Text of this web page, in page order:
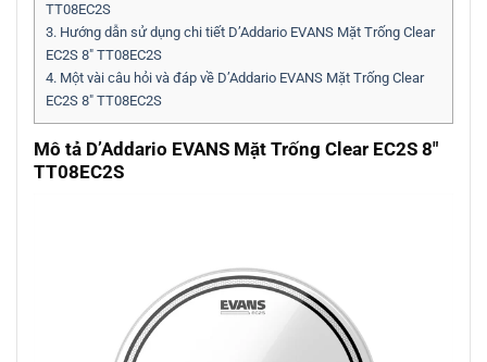
TT08EC2S
3. Hướng dẫn sử dụng chi tiết D’Addario EVANS Mặt Trống Clear
EC2S 8″ TT08EC2S
4. Một vài câu hỏi và đáp về D’Addario EVANS Mặt Trống Clear
EC2S 8″ TT08EC2S
Mô tả D’Addario EVANS Mặt Trống Clear EC2S 8″
TT08EC2S